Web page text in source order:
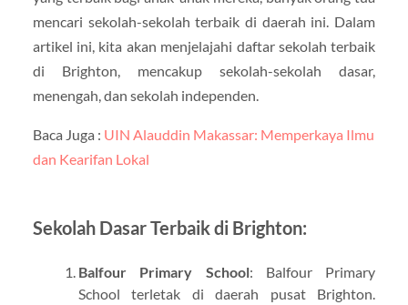
mencari sekolah-sekolah terbaik di daerah ini. Dalam
artikel ini, kita akan menjelajahi daftar sekolah terbaik
di Brighton, mencakup sekolah-sekolah dasar,
menengah, dan sekolah independen.
Baca Juga : UIN Alauddin Makassar: Memperkaya Ilmu
dan Kearifan Lokal
Sekolah Dasar Terbaik di Brighton:
Balfour Primary School: Balfour Primary
School terletak di daerah pusat Brighton.